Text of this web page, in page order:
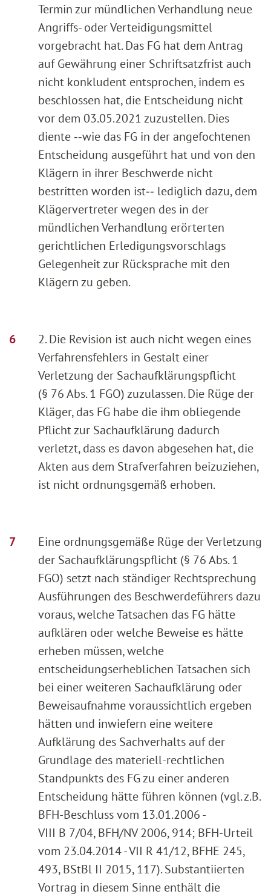
Termin zur mündlichen Verhandlung neue
Angriffs- oder Verteidigungsmittel
vorgebracht hat. Das FG hat dem Antrag
auf Gewährung einer Schriftsatzfrist auch
nicht konkludent entsprochen, indem es
beschlossen hat, die Entscheidung nicht
vor dem 03.05.2021 zuzustellen. Dies
diente ‑‑wie das FG in der angefochtenen
Entscheidung ausgeführt hat und von den
Klägern in ihrer Beschwerde nicht
bestritten worden ist‑‑ lediglich dazu, dem
Klägervertreter wegen des in der
mündlichen Verhandlung erörterten
gerichtlichen Erledigungsvorschlags
Gelegenheit zur Rücksprache mit den
Klägern zu geben.
2. Die Revision ist auch nicht wegen eines
Verfahrensfehlers in Gestalt einer
Verletzung der Sachaufklärungspflicht
(§ 76 Abs. 1 FGO) zuzulassen. Die Rüge der
Kläger, das FG habe die ihm obliegende
Pflicht zur Sachaufklärung dadurch
verletzt, dass es davon abgesehen hat, die
Akten aus dem Strafverfahren beizuziehen,
ist nicht ordnungsgemäß erhoben.
Eine ordnungsgemäße Rüge der Verletzung
der Sachaufklärungspflicht (§ 76 Abs. 1
FGO) setzt nach ständiger Rechtsprechung
Ausführungen des Beschwerdeführers dazu
voraus, welche Tatsachen das FG hätte
aufklären oder welche Beweise es hätte
erheben müssen, welche
entscheidungserheblichen Tatsachen sich
bei einer weiteren Sachaufklärung oder
Beweisaufnahme voraussichtlich ergeben
hätten und inwiefern eine weitere
Aufklärung des Sachverhalts auf der
Grundlage des materiell-rechtlichen
Standpunkts des FG zu einer anderen
Entscheidung hätte führen können (vgl. z.B.
BFH-Beschluss vom 13.01.2006 -
VIII B 7/04, BFH/NV 2006, 914; BFH-Urteil
vom 23.04.2014 - VII R 41/12, BFHE 245,
493, BStBl II 2015, 117). Substantiierten
Vortrag in diesem Sinne enthält die